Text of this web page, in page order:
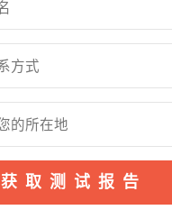
获取测试报告